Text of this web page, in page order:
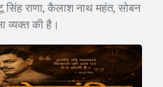
सिंह राणा, कैलाश नाथ महंत, सोबन
व्यक्त की है।